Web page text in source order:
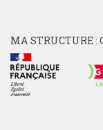
MA STRUCTURE :